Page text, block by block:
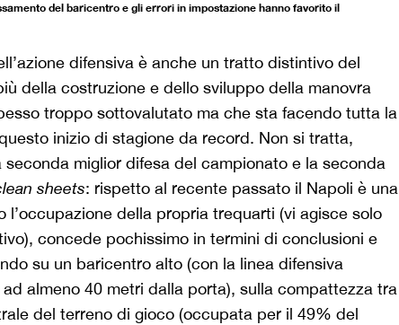
del baricentro e gli errori in impostazione hanno favorito il
difensiva è anche un tratto distintivo del
della costruzione e dello sviluppo della manovra
troppo sottovalutato ma che sta facendo tutta la
inizio di stagione da record. Non si tratta,
seconda miglior difesa del campionato e la seconda
sheets: rispetto al recente passato il Napoli è una
l’occupazione della propria trequarti (vi agisce solo
concede pochissimo in termini di conclusioni e
su un baricentro alto (con la linea difensiva
almeno 40 metri dalla porta), sulla compattezza tra
del terreno di gioco (occupata per il 49% del